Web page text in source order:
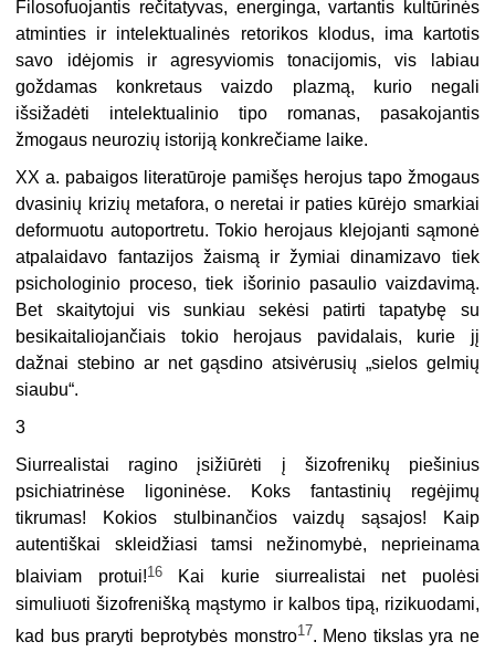
Filosofuojantis rečitatyvas, energinga, vartantis kultūrinės
atminties ir intelektualinės retorikos klodus, ima kartotis
savo idėjomis ir agresyviomis tonacijomis, vis labiau
goždamas konkretaus vaizdo plazmą, kurio negali
išsižadėti intelektualinio tipo romanas, pasakojantis
žmogaus neurozių istoriją konkrečiame laike.
XX a. pabaigos literatūroje pamišęs herojus tapo žmogaus
dvasinių krizių metafora, o neretai ir paties kūrėjo smarkiai
deformuotu autoportretu. Tokio herojaus klejojanti sąmonė
atpalaidavo fantazijos žaismą ir žymiai dinamizavo tiek
psichologinio proceso, tiek išorinio pasaulio vaizdavimą.
Bet skaitytojui vis sunkiau sekėsi patirti tapatybę su
besikaitaliojančiais tokio herojaus pavidalais, kurie jį
dažnai stebino ar net gąsdino atsivėrusių „sielos gelmių
siaubu“.
3
Siurrealistai ragino įsižiūrėti į šizofrenikų piešinius
psichiatrinėse ligoninėse. Koks fantastinių regėjimų
tikrumas! Kokios stulbinančios vaizdų sąsajos! Kaip
autentiškai skleidžiasi tamsi nežinomybė, neprieinama
blaiviam protui!16Kai kurie siurrealistai net puolėsi
simuliuoti šizofrenišką mąstymo ir kalbos tipą, rizikuodami,
kad bus praryti beprotybės monstro17. Meno tikslas yra ne